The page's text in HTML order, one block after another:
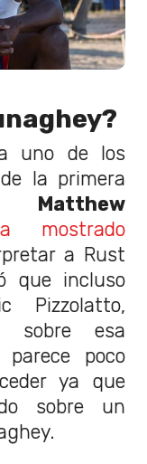
uno de los
la primera
Matthew
mostrado
a Rust
que incluso
Pizzolatto,
sobre esa
parece poco
ya que
sobre un